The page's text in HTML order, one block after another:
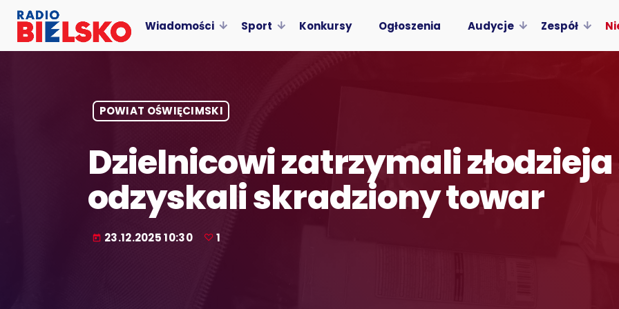
Wiadomości Sport Konkursy Ogłoszenia Audycje Zespół
POWIAT OŚWIĘCIMSKI
Dzielnicowi zatrzymali
odzyskali skradziony towar
today 23.12.2025 10:30 1